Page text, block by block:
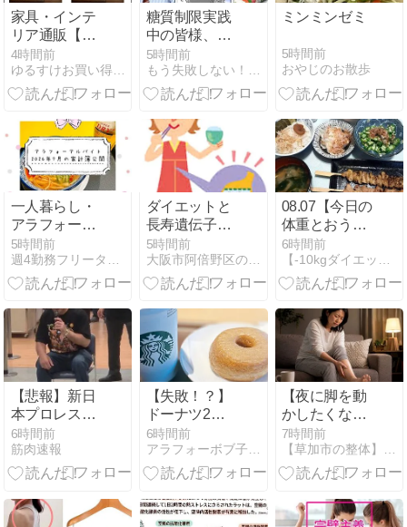
ないよみたい
な」
家具・インテ
リア通販【エ
ア・リゾー
ム】オリジナ
ル商品やおし
点〜
4時間前
ゆるすけお買い得ブログ
糖質制限実践
中の皆様、ど
うかお力をお
貸しくださ
い！
5時間前
ミンミンゼミ
5時間前
おやじのお散歩
一人暮らし・
アラフォーア
ルバイトの家
計簿【2026年
7月/支出
5時間前
ダイエットと
長寿遺伝子
（サーチュイ
ン遺伝子）
5時間前
大阪市阿倍野区の漢方薬舗 長春堂ブログ
08.07【今日の
体重とおうち
ごはん】 栄養
成分の推定計
算結果【エア
機能とは】
6時間前
【悲報】新日
本プロレスの
エース天山広
吉がやせたか
なしい姿にな
6時間前
筋肉速報
【失敗！？】
ドーナツ2個
食べた翌日の
体重は？？
6時間前
【夜に脚を動
かしたくなる
のはなぜ？】
体の中で何が
起きているの
7時間前